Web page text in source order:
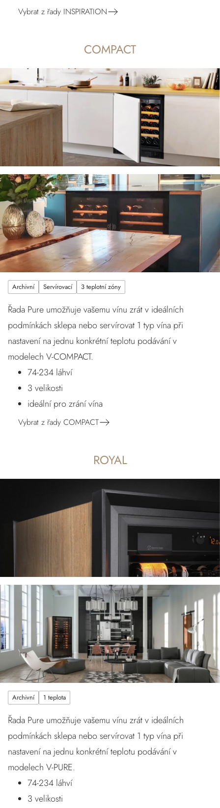
Vybrat z řady INSPIRATION
COMPACT
Archivní Servírovací 3 teplotní zóny
Řada Pure umožňuje vašemu vínu zrát v ideálních
podmínkách sklepa nebo servírovat 1 typ vína při
nastavení na jednu konkrétní teplotu podávání v
modelech V-COMPACT.
74-234 láhví
3 velikosti
ideální pro zrání vína
Vybrat z řady COMPACT
ROYAL
Archivní 1 teplota
Řada Pure umožňuje vašemu vínu zrát v ideálních
podmínkách sklepa nebo servírovat 1 typ vína při
nastavení na jednu konkrétní teplotu podávání v
modelech V-PURE.
74-234 láhví
3 velikosti